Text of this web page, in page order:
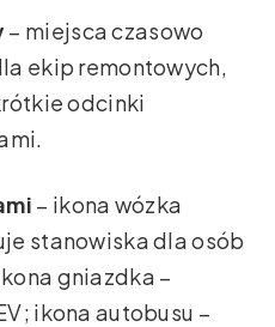
– miejsca czasowo
ekip remontowych,
odcinki
– ikona wózka
stanowiska dla osób
gniazdka –
ikona autobusu –